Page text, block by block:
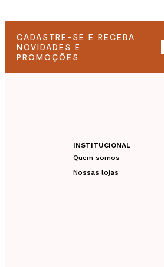
CADASTRE-SE E RECEBA
NOVIDADES E
PROMOÇÕES
INSTITUCIONAL
Quem somos
Nossas lojas